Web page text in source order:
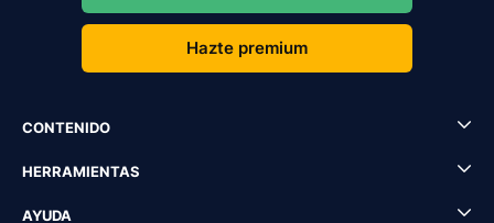
Hazte premium
CONTENIDO
HERRAMIENTAS
AYUDA